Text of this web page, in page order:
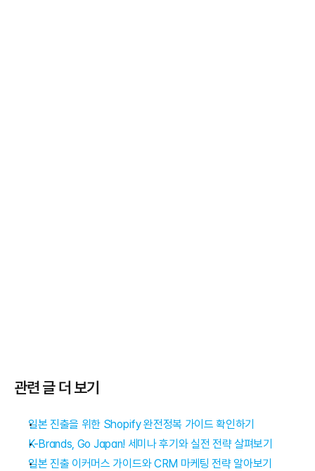
관련 글 더 보기
일본 진출을 위한 Shopify 완전정복 가이드 확인하기
K-Brands, Go Japan! 세미나 후기와 실전 전략 살펴보기
일본 진출 이커머스 가이드와 CRM 마케팅 전략 알아보기